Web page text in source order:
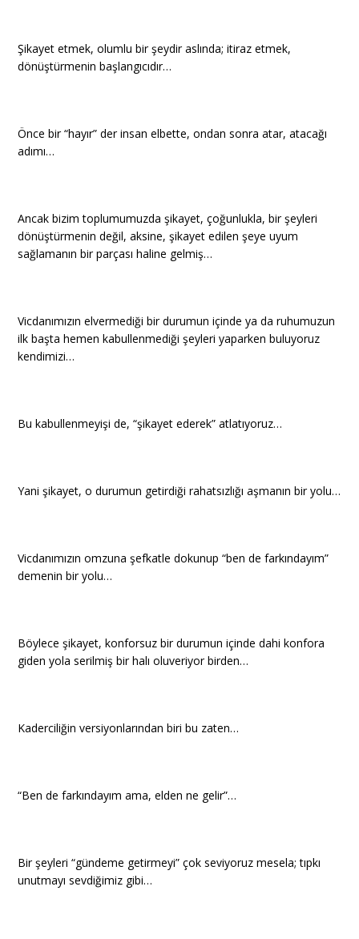
Şikayet etmek, olumlu bir şeydir aslında; itiraz etmek,
dönüştürmenin başlangıcıdır…
Önce bir “hayır” der insan elbette, ondan sonra atar, atacağı
adımı…
Ancak bizim toplumumuzda şikayet, çoğunlukla, bir şeyleri
dönüştürmenin değil, aksine, şikayet edilen şeye uyum
sağlamanın bir parçası haline gelmiş…
Vicdanımızın elvermediği bir durumun içinde ya da ruhumuzun
ilk başta hemen kabullenmediği şeyleri yaparken buluyoruz
kendimizi…
Bu kabullenmeyişi de, “şikayet ederek” atlatıyoruz…
Yani şikayet, o durumun getirdiği rahatsızlığı aşmanın bir yolu…
Vicdanımızın omzuna şefkatle dokunup “ben de farkındayım”
demenin bir yolu…
Böylece şikayet, konforsuz bir durumun içinde dahi konfora
giden yola serilmiş bir halı oluveriyor birden…
Kaderciliğin versiyonlarından biri bu zaten…
“Ben de farkındayım ama, elden ne gelir”…
Bir şeyleri “gündeme getirmeyi” çok seviyoruz mesela; tıpkı
unutmayı sevdiğimiz gibi…